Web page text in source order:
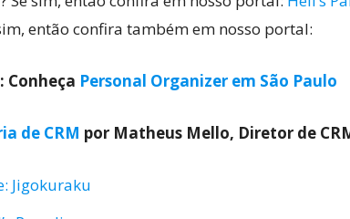
então confira também em nosso portal:
Conheça Personal Organizer em São Paulo
de CRM por Matheus Mello, Diretor de
Jigokuraku